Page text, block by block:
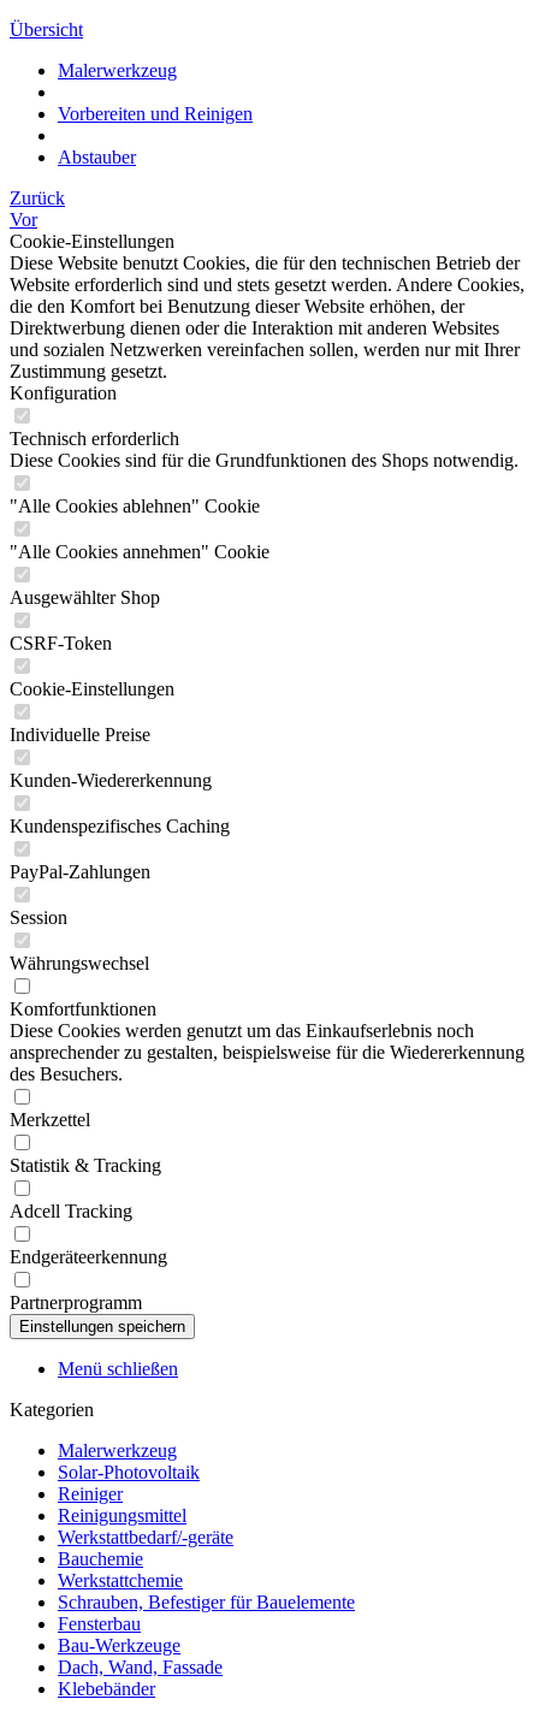
Übersicht
Malerwerkzeug
Vorbereiten und Reinigen
Abstauber
Zurück
Vor
Cookie-Einstellungen
Diese Website benutzt Cookies, die für den technischen Betrieb der
Website erforderlich sind und stets gesetzt werden. Andere Cookies,
die den Komfort bei Benutzung dieser Website erhöhen, der
Direktwerbung dienen oder die Interaktion mit anderen Websites
und sozialen Netzwerken vereinfachen sollen, werden nur mit Ihrer
Zustimmung gesetzt.
Konfiguration
Technisch erforderlich
Diese Cookies sind für die Grundfunktionen des Shops notwendig.
"Alle Cookies ablehnen" Cookie
"Alle Cookies annehmen" Cookie
Ausgewählter Shop
CSRF-Token
Cookie-Einstellungen
Individuelle Preise
Kunden-Wiedererkennung
Kundenspezifisches Caching
PayPal-Zahlungen
Session
Währungswechsel
Komfortfunktionen
Diese Cookies werden genutzt um das Einkaufserlebnis noch
ansprechender zu gestalten, beispielsweise für die Wiedererkennung
des Besuchers.
Merkzettel
Statistik & Tracking
Adcell Tracking
Endgeräteerkennung
Partnerprogramm
Menü schließen
Kategorien
Malerwerkzeug
Solar-Photovoltaik
Reiniger
Reinigungsmittel
Werkstattbedarf/-geräte
Bauchemie
Werkstattchemie
Schrauben, Befestiger für Bauelemente
Fensterbau
Bau-Werkzeuge
Dach, Wand, Fassade
Klebebänder